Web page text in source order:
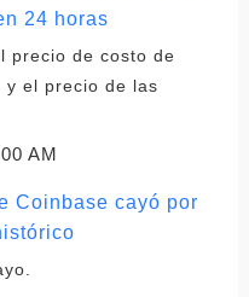
24 horas
precio de costo de
y el precio de las
AM
Coinbase cayó por